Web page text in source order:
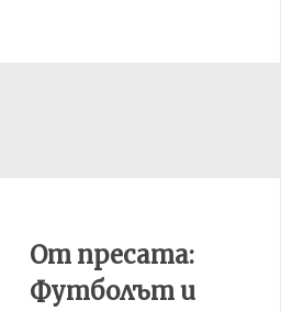
От пресата:
Футболът и